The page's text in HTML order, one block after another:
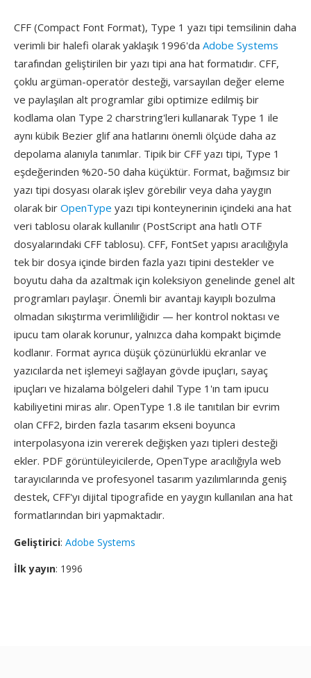
CFF (Compact Font Format), Type 1 yazı tipi temsilinin daha
verimli bir halefi olarak yaklaşık 1996'da Adobe Systems
tarafından geliştirilen bir yazı tipi ana hat formatıdır. CFF,
çoklu argüman-operatör desteği, varsayılan değer eleme
ve paylaşılan alt programlar gibi optimize edilmiş bir
kodlama olan Type 2 charstring'leri kullanarak Type 1 ile
aynı kübik Bezier glif ana hatlarını önemli ölçüde daha az
depolama alanıyla tanımlar. Tipik bir CFF yazı tipi, Type 1
eşdeğerinden %20-50 daha küçüktür. Format, bağımsız bir
yazı tipi dosyası olarak işlev görebilir veya daha yaygın
olarak bir OpenType yazı tipi konteynerinin içindeki ana hat
veri tablosu olarak kullanılır (PostScript ana hatlı OTF
dosyalarındaki CFF tablosu). CFF, FontSet yapısı aracılığıyla
tek bir dosya içinde birden fazla yazı tipini destekler ve
boyutu daha da azaltmak için koleksiyon genelinde genel alt
programları paylaşır. Önemli bir avantajı kayıplı bozulma
olmadan sıkıştırma verimliliğidir — her kontrol noktası ve
ipucu tam olarak korunur, yalnızca daha kompakt biçimde
kodlanır. Format ayrıca düşük çözünürlüklü ekranlar ve
yazıcılarda net işlemeyi sağlayan gövde ipuçları, sayaç
ipuçları ve hizalama bölgeleri dahil Type 1'ın tam ipucu
kabiliyetini miras alır. OpenType 1.8 ile tanıtılan bir evrim
olan CFF2, birden fazla tasarım ekseni boyunca
interpolasyona izin vererek değişken yazı tipleri desteği
ekler. PDF görüntüleyicilerde, OpenType aracılığıyla web
tarayıcılarında ve profesyonel tasarım yazılımlarında geniş
destek, CFF'yı dijital tipografide en yaygın kullanılan ana hat
formatlarından biri yapmaktadır.
Geliştirici: Adobe Systems
İlk yayın: 1996